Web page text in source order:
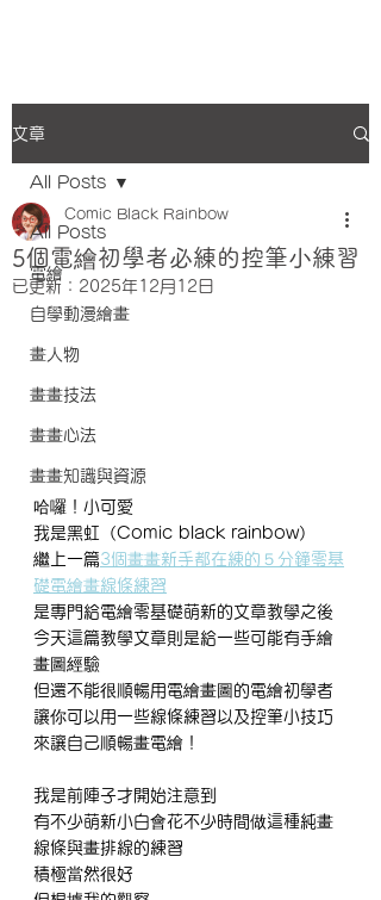
文章
All Posts
電繪
自學動漫繪畫
畫人物
畫畫技法
畫畫心法
畫畫知識與資源
All Posts
5個電繪初學者必練的控筆小練習
Comic Black Rainbow
已更新： 2025年12月12日
哈囉！小可愛
我是黑虹（Comic black rainbow）
繼上一篇3個畫畫新手都在練的５分鐘零基
礎電繪畫線條練習
是專門給電繪零基礎萌新的文章教學之後
今天這篇教學文章則是給一些可能有手繪
畫圖經驗
但還不能很順暢用電繪畫圖的電繪初學者
讓你可以用一些線條練習以及控筆小技巧
來讓自己順暢畫電繪！
我是前陣子才開始注意到
有不少萌新小白會花不少時間做這種純畫
線條與畫排線的練習
積極當然很好